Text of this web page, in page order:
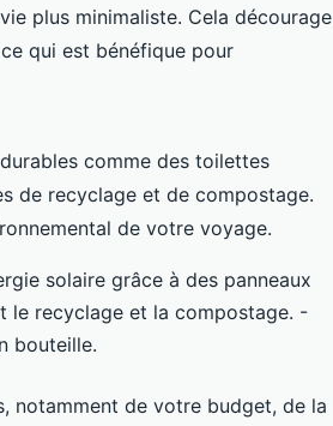
plus minimaliste. Cela décourage
qui est bénéfique pour
comme des toilettes
de recyclage et de compostage.
de votre voyage.
solaire grâce à des panneaux
le recyclage et la compostage. -
bouteille.
notamment de votre budget, de la